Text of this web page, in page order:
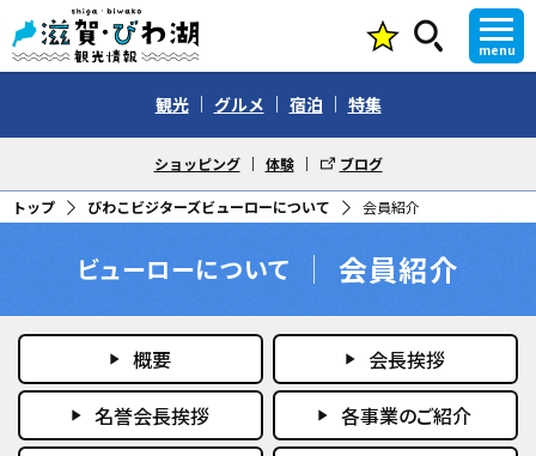
menu
観光 グルメ 宿泊 特集
ショッピング 体験 ブログ
トップ びわこビジターズビューローについて 会員紹介
ビューローについて 会員紹介
play_arrow 概要 play_arrow 会長挨拶
play_arrow 名誉会長挨拶 play_arrow 各事業のご紹介